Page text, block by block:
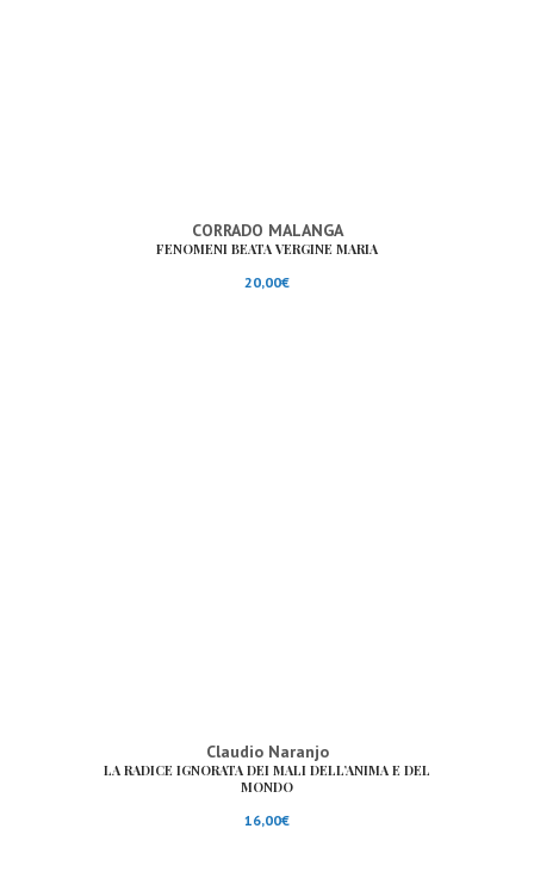
CORRADO MALANGA
FENOMENI BEATA VERGINE MARIA
20,00€
Claudio Naranjo
LA RADICE IGNORATA DEI MALI DELL’ANIMA E DEL
MONDO
16,00€